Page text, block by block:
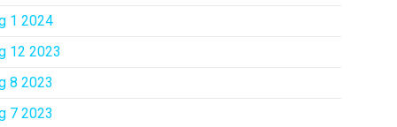
1 2024
12 2023
8 2023
7 2023